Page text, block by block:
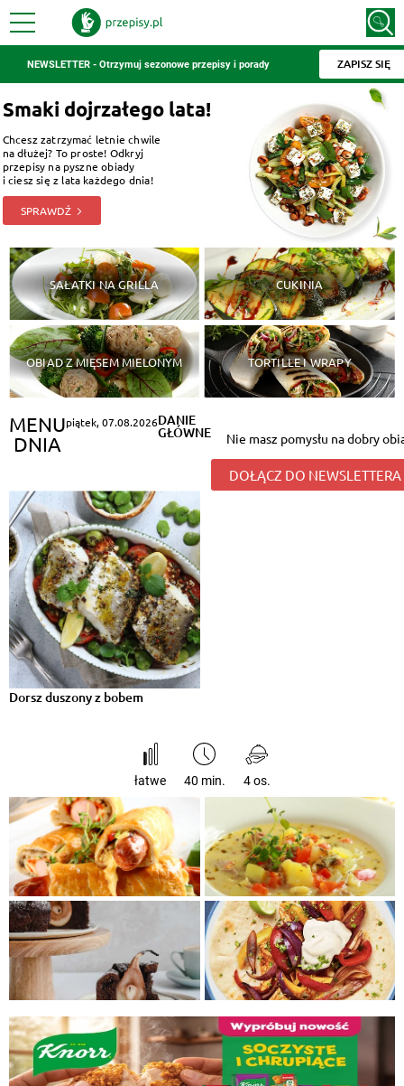
NEWSLETTER - Otrzymuj sezonowe przepisy i porady ZAPISZ SIĘ
Smaki dojrzałego lata!
Chcesz zatrzymać letnie chwile
na dłużej? To proste! Odkryj
przepisy na pyszne obiady
i ciesz się z lata każdego dnia!
SPRAWDŹ
SAŁATKI NA GRILLA CUKINIA
OBIAD Z MIĘSEM MIELONYM TORTILLE I WRAPY
MENU
DNIA
piątek,07.08.2026DANIE
GŁÓWNE Nie masz pomysłu na dobry
DOŁĄCZ DO NEWSLETTERA
Dorsz duszony z bobem
łatwe 40 min. 4 os.